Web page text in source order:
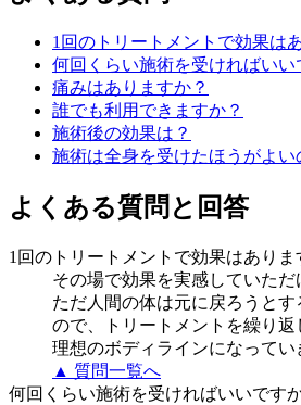
1回のトリートメントで効果は
何回くらい施術を受ければいい
痛みはありますか？
誰でも利用できますか？
施術後の効果は？
施術は全身を受けたほうがよい
よくある質問と回答
1回のトリートメントで効果はありま
その場で効果を実感していただ
ただ人間の体は元に戻ろうと
ので、トリートメントを繰り
理想のボディラインになってい
▲ 質問一覧へ
何回くらい施術を受ければいいです